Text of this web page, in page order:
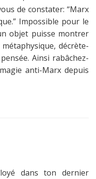
de constater: “Marx
Impossible pour le
objet puisse montrer
décrète-
Ainsi rabâchez-
anti-Marx depuis
dans ton dernier